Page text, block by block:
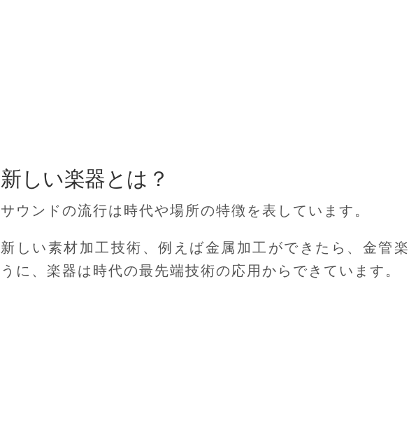
新しい楽器とは？
サウンドの流行は時代や場所の特徴を表しています。
新しい素材加工技術、例えば金属加工ができたら、金管
うに、楽器は時代の最先端技術の応用からできています。